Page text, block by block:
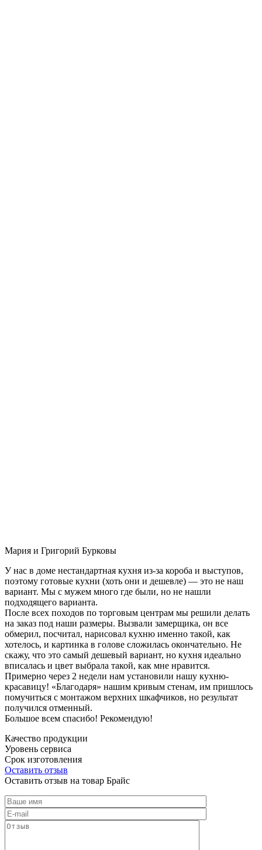
Мария и Григорий Бурковы
У нас в доме нестандартная кухня из-за короба и выступов,
поэтому готовые кухни (хоть они и дешевле) — это не наш
вариант. Мы с мужем много где были, но не нашли
подходящего варианта.
После всех походов по торговым центрам мы решили делать
на заказ под наши размеры. Вызвали замерщика, он все
обмерил, посчитал, нарисовал кухню именно такой, как
хотелось, и картинка в голове сложилась окончательно. Не
скажу, что это самый дешевый вариант, но кухня идеально
вписалась и цвет выбрала такой, как мне нравится.
Примерно через 2 недели нам установили нашу кухню-
красавицу! «Благодаря» нашим кривым стенам, им пришлось
помучиться с монтажом верхних шкафчиков, но результат
получился отменный.
Большое всем спасибо! Рекомендую!
Качество продукции
Уровень сервиса
Срок изготовления
Оставить отзыв
Оставить отзыв на товар Брайс